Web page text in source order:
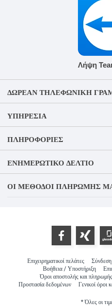
Λήψη
ΔΩΡΕΆΝ ΤΗΛΕΦΩΝΙΚΉ
ΥΠΗΡΕΣΊΑ
ΠΛΗΡΟΦΟΡΊΕΣ
ΕΝΗΜΕΡΩΤΙΚΌ ΔΕΛΤΊΟ
ΟΙ ΜΈΘΟΔΟΙ ΠΛΗΡΩΜΉΣ
Επιχειρηματικοί πελάτες
Βοήθεια / Υποστήριξη
Όροι αποστολής και πληρωμής
Προστασία δεδομένων
Γενικοί όροι
* Όλες οι